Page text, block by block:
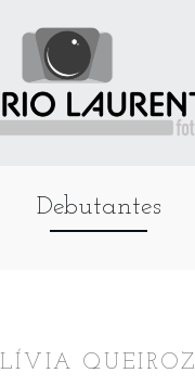
Debutantes
LÍVIA QUEIROZ